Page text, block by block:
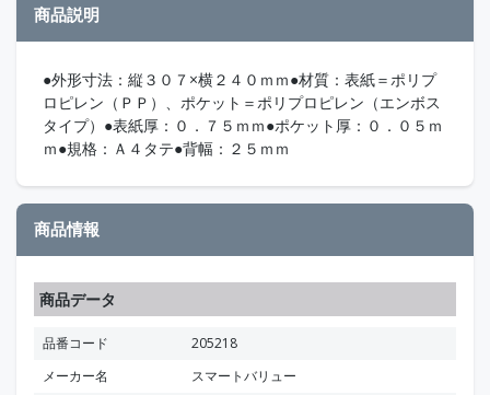
商品説明
●外形寸法：縦３０７×横２４０ｍｍ●材質：表紙＝ポリプ
ロピレン（ＰＰ）、ポケット＝ポリプロピレン（エンボス
タイプ）●表紙厚：０．７５ｍｍ●ポケット厚：０．０５ｍ
ｍ●規格：Ａ４タテ●背幅：２５ｍｍ
商品情報
商品データ
品番コード
205218
メーカー名
スマートバリュー